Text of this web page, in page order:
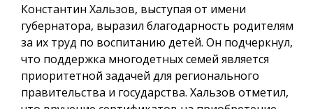
Константин Хальзов, выступая от имени
губернатора, выразил благодарность родителям
за их труд по воспитанию детей. Он подчеркнул,
что поддержка многодетных семей является
приоритетной задачей для регионального
правительства и государства. Хальзов отметил,